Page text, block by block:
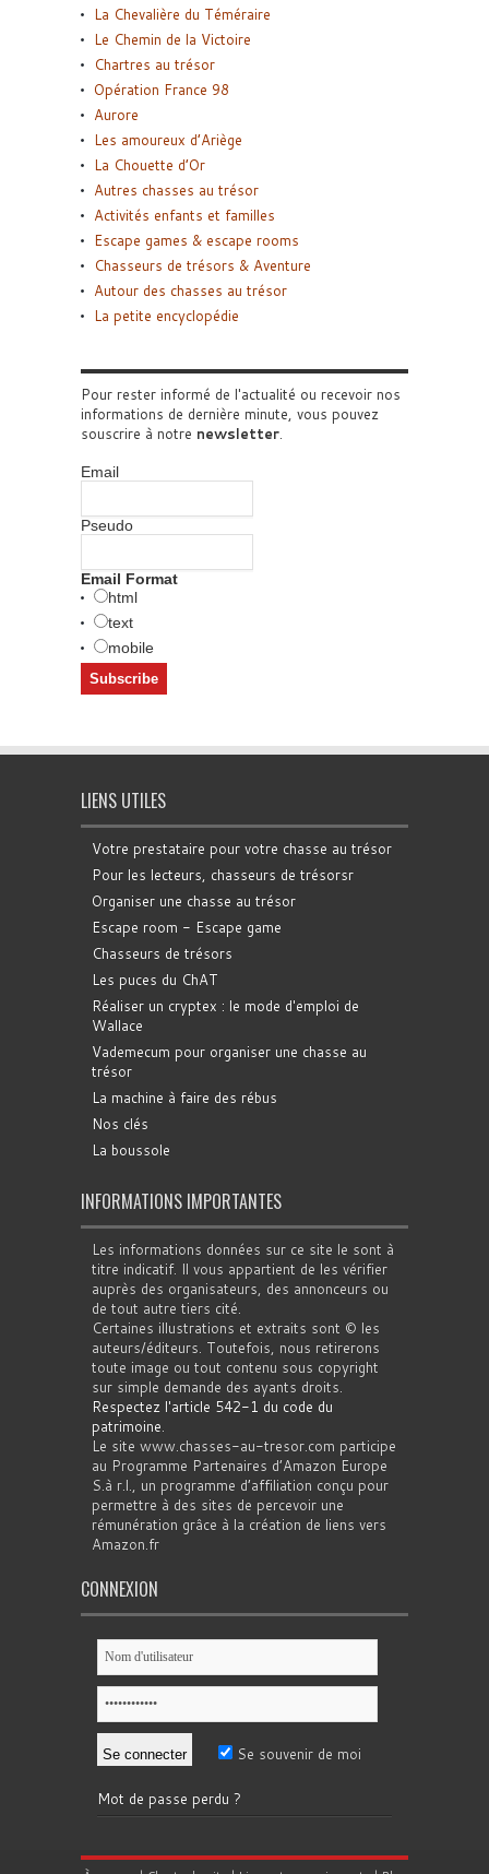
La Chevalière du Téméraire
Le Chemin de la Victoire
Chartres au trésor
Opération France 98
Aurore
Les amoureux d’Ariège
La Chouette d’Or
Autres chasses au trésor
Activités enfants et familles
Escape games & escape rooms
Chasseurs de trésors & Aventure
Autour des chasses au trésor
La petite encyclopédie
Pour rester informé de l'actualité ou recevoir nos
informations de dernière minute, vous pouvez
souscrire à notre newsletter.
Email
Pseudo
Email Format
html
text
mobile
LIENS UTILES
Votre prestataire pour votre chasse au trésor
Pour les lecteurs, chasseurs de trésorsr
Organiser une chasse au trésor
Escape room - Escape game
Chasseurs de trésors
Les puces du ChAT
Réaliser un cryptex : le mode d'emploi de
Wallace
Vademecum pour organiser une chasse au
trésor
La machine à faire des rébus
Nos clés
La boussole
INFORMATIONS IMPORTANTES
Les informations données sur ce site le sont à
titre indicatif. Il vous appartient de les vérifier
auprès des organisateurs, des annonceurs ou
de tout autre tiers cité.
Certaines illustrations et extraits sont © les
auteurs/éditeurs. Toutefois, nous retirerons
toute image ou tout contenu sous copyright
sur simple demande des ayants droits.
Respectez l'article 542-1 du code du
patrimoine.
Le site www.chasses-au-tresor.com participe
au Programme Partenaires d’Amazon Europe
S.à r.l., un programme d’affiliation conçu pour
permettre à des sites de percevoir une
rémunération grâce à la création de liens vers
Amazon.fr
CONNEXION
Se souvenir de moi
Mot de passe perdu ?